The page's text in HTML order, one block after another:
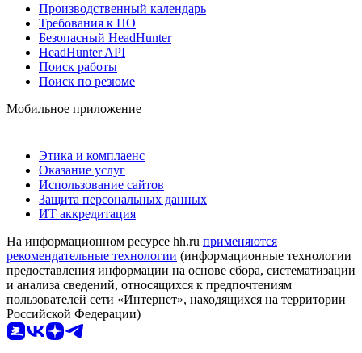
Производственный календарь
Требования к ПО
Безопасный HeadHunter
HeadHunter API
Поиск работы
Поиск по резюме
Мобильное приложение
Этика и комплаенс
Оказание услуг
Использование сайтов
Защита персональных данных
ИТ аккредитация
На информационном ресурсе hh.ru применяются
рекомендательные технологии (информационные технологии
предоставления информации на основе сбора, систематизации
и анализа сведений, относящихся к предпочтениям
пользователей сети «Интернет», находящихся на территории
Российской Федерации)